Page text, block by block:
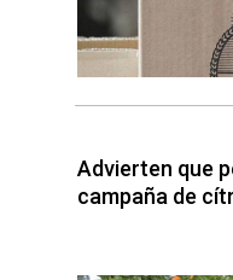
Advierten que
campaña de